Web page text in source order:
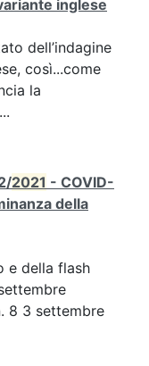
inglese
dell’indagine
così...come
la
2021 - COVID-
della
e della flash
8 3 settembre